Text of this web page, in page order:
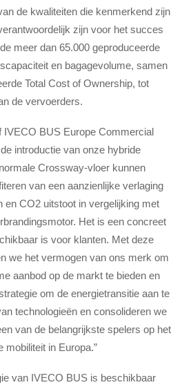
de kwaliteiten die kenmerkend zijn
zijn voor het succes
meer dan 65.000 geproduceerde
en bagagevolume, samen
Total Cost of Ownership, tot
de vervoerders.
IVECO BUS Europe Commercial
introductie van onze hybride
Crossway-vloer kunnen
van een aanzienlijke verlaging
en CO2 uitstoot in vergelijking met
Het is een concreet
is voor klanten. Met deze
we het vermogen van ons merk om
aanbod op de markt te bieden en
om de energietransitie aan te
technologieën en consolideren we
van de belangrijkste spelers op het
mobiliteit in Europa.”
van IVECO BUS is beschikbaar